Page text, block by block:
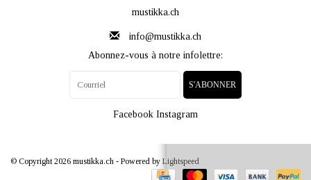
mustikka.ch
info@mustikka.ch
Abonnez-vous à notre infolettre:
S'ABONNER
Facebook Instagram
© Copyright 2026 mustikka.ch - Powered by Lightspeed